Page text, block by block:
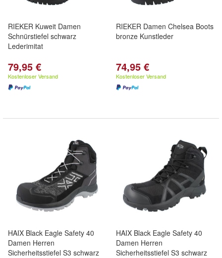
RIEKER Kuweit Damen
Schnürstiefel schwarz
Lederimitat
79,95 €
Kostenloser Versand
RIEKER Damen Chelsea Boots
bronze Kunstleder
74,95 €
Kostenloser Versand
HAIX Black Eagle Safety 40
Damen Herren
Sicherheitsstiefel S3 schwarz
HAIX Black Eagle Safety 40
Damen Herren
Sicherheitsstiefel S3 schwarz